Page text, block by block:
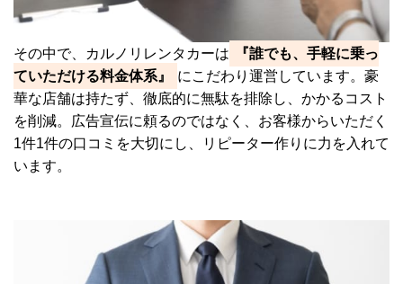
その中で、カルノリレンタカーは
『誰でも、手軽に乗っ
ていただける料金体系』
にこだわり運営しています。豪
華な店舗は持たず、徹底的に無駄を排除し、かかるコスト
を削減。広告宣伝に頼るのではなく、お客様からいただく
1件1件の口コミを大切にし、リピーター作りに力を入れて
います。